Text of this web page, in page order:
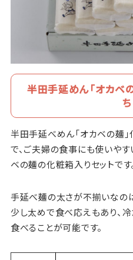
半田手延めん「オカベ
半田手延べめん「オカベの麺
で、ご夫婦の食事にも使いや
ベの麺の化粧箱入りセットです
手延べ麺の太さが不揃いなの
少し太めで食べ応えもあり、冷
食べることが可能です。